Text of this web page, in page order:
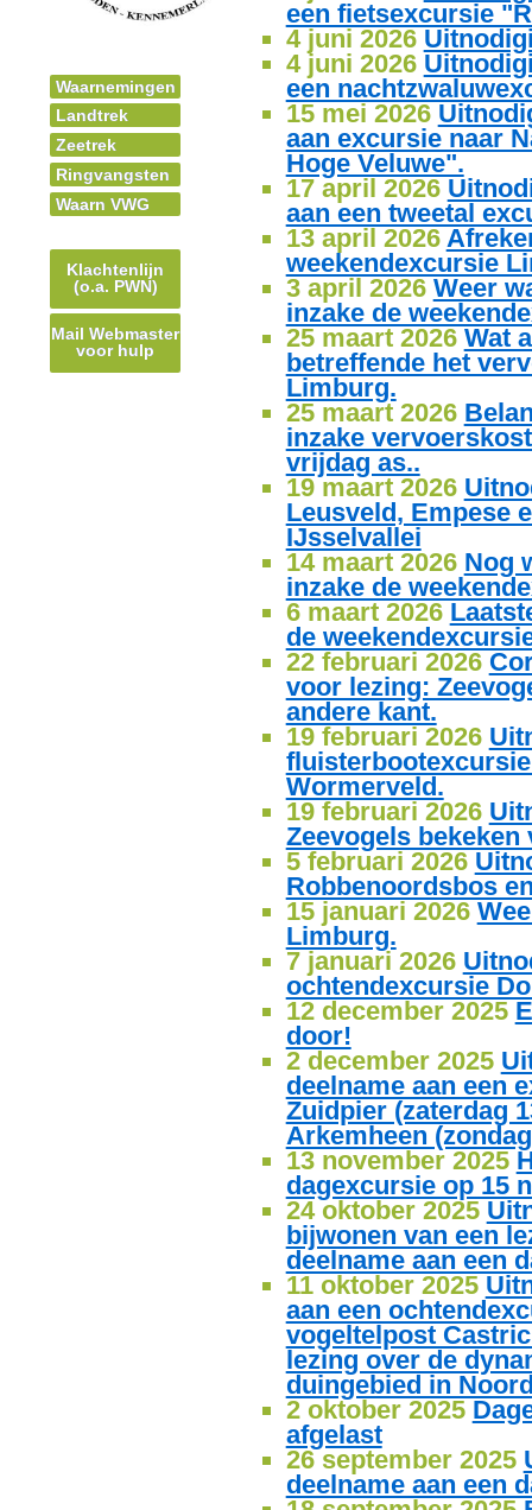
Waarnemingen
Landtrek
Zeetrek
Ringvangsten
Waarn VWG
Klachtenlijn
(o.a. PWN)
Mail Webmaster
voor hulp
een fietsexcursie
4 juni 2026
4 juni 2026
een
15 mei 2026
aan excursie naar
Hoge Veluwe".
17 april 2026
aan een tweetal
13 april 2026
weekendexcursie
3 april 2026 Weer
inzake de
25 maart 2026 Wat
betreffende het
Limburg.
25 maart 2026
inzake
vrijdag as..
19 maart 2026
Leusveld, Empese
IJsselvallei
14 maart 2026 Nog
inzake de
6 maart 2026
de
22 februari 2026
voor lezing:
andere kant.
19 februari 2026
Wormerveld.
19 februari 2026
Zeevogels bekeken
5 februari 2026
Robbenoordsbos
15 januari 2026
Limburg.
7 januari 2026
ochtendexcursie
12 december 2025
door!
2 december 2025
deelname aan een
Zuidpier (zaterdag
Arkemheen
13 november 2025
dagexcursie op 15
24 oktober 2025
bijwonen van een
deelname aan een
11 oktober 2025
aan een
vogeltelpost
lezing over de
duingebied in
2 oktober 2025
afgelast
26 september 2025
deelname aan een